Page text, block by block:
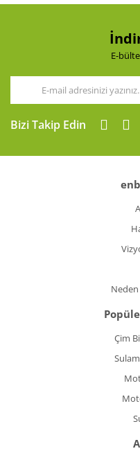
Ürün fiyatı diğer
E-
Bizi Takip Edin
Çim